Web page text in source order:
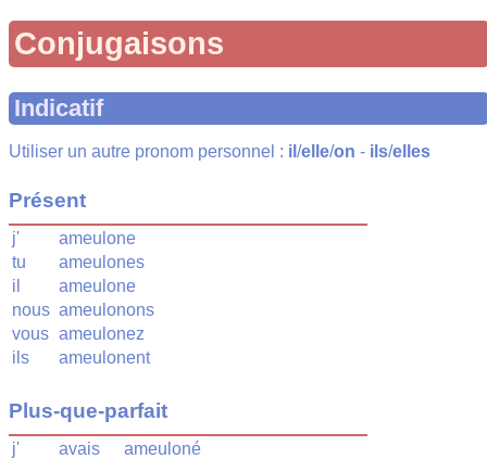
Conjugaisons
Indicatif
Utiliser un autre pronom personnel : il /elle/on - ils/elles
Présent
j'
ameulone
tu
ameulones
il
ameulone
nous ameulonons
vous ameulonez
ils
ameulonent
Plus-que-parfait
j' avais
ameuloné